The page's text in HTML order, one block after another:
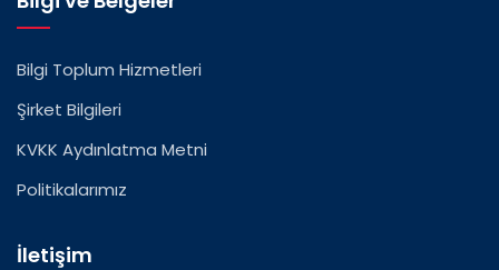
Bilgi Toplum Hizmetleri
Şirket Bilgileri
KVKK Aydınlatma Metni
Politikalarımız
İletişim